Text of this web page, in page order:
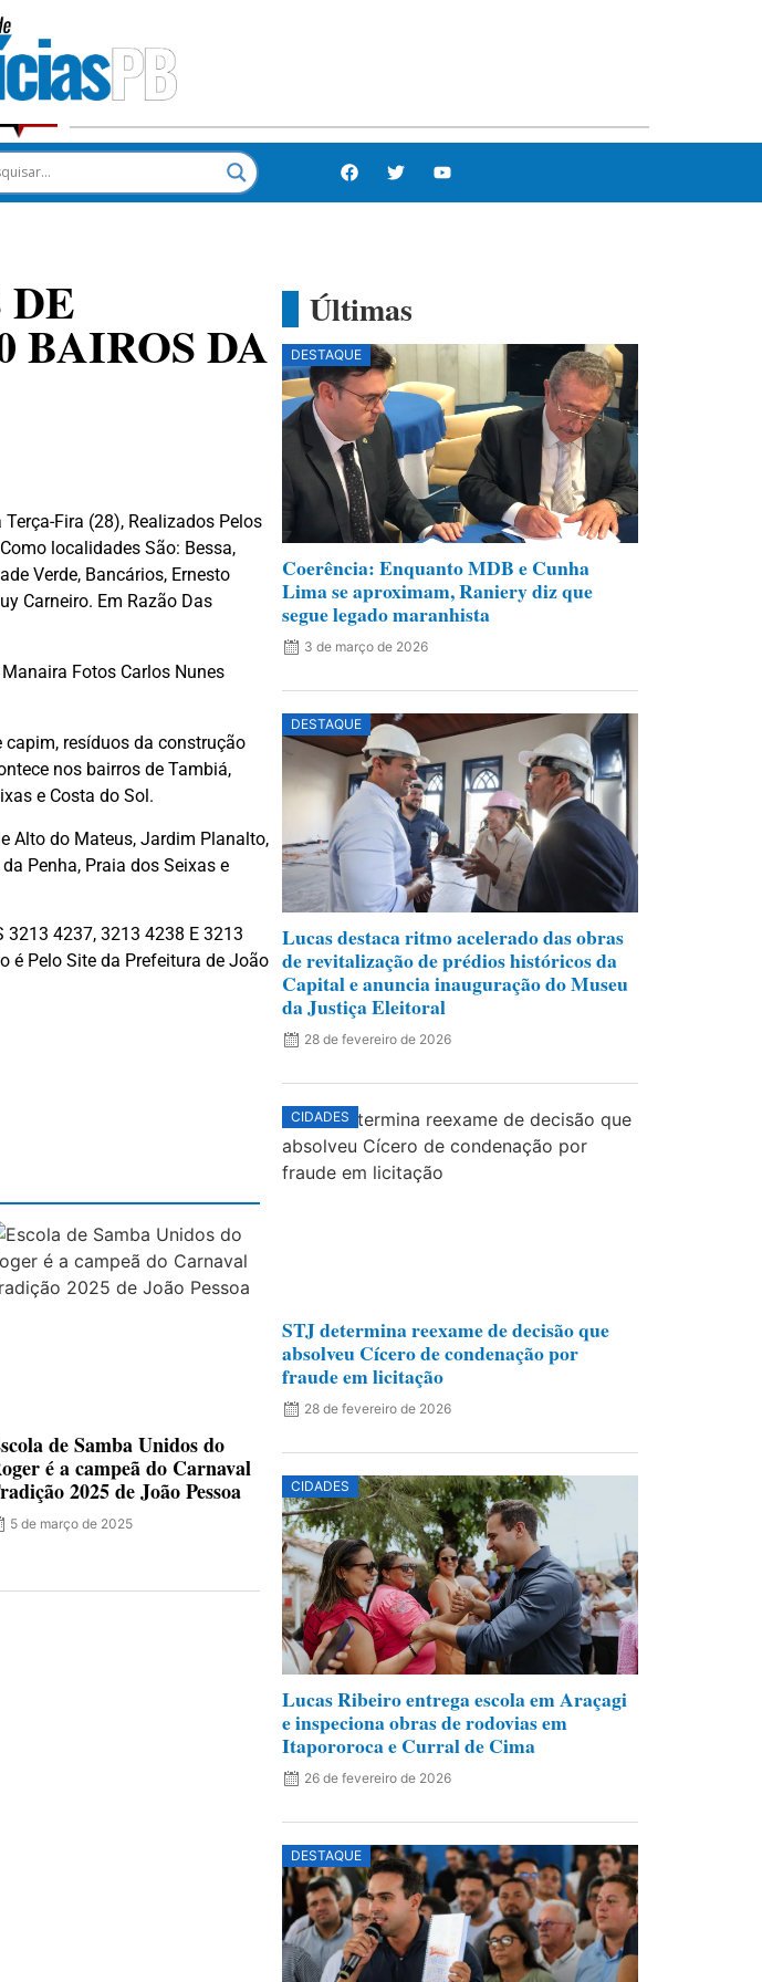
BAIROS DA
Fira (28), Realizados Pelos
localidades São: Bessa,
Verde, Bancários, Ernesto
Carneiro. Em Razão Das
resíduos da construção
nos bairros de Tambiá,
e Costa do Sol.
Alto do Mateus, Jardim Planalto,
Penha, Praia dos Seixas e
3213 4237, 3213 4238 E 3213
é Pelo Site da Prefeitura de João
de Samba Unidos do
é a campeã do Carnaval
2025 de João Pessoa
5 de março de 2025
Últimas
DESTAQUE
Coerência: Enquanto MDB e Cunha
Lima se aproximam, Raniery diz que
segue legado maranhista
3 de março de 2026
DESTAQUE
Lucas destaca ritmo acelerado das obras
de revitalização de prédios históricos da
Capital e anuncia inauguração do Museu
da Justiça Eleitoral
28 de fevereiro de 2026
CIDADES
STJ determina reexame de decisão que
absolveu Cícero de condenação por
fraude em licitação
28 de fevereiro de 2026
CIDADES
Lucas Ribeiro entrega escola em Araçagi
e inspeciona obras de rodovias em
Itapororoca e Curral de Cima
26 de fevereiro de 2026
DESTAQUE